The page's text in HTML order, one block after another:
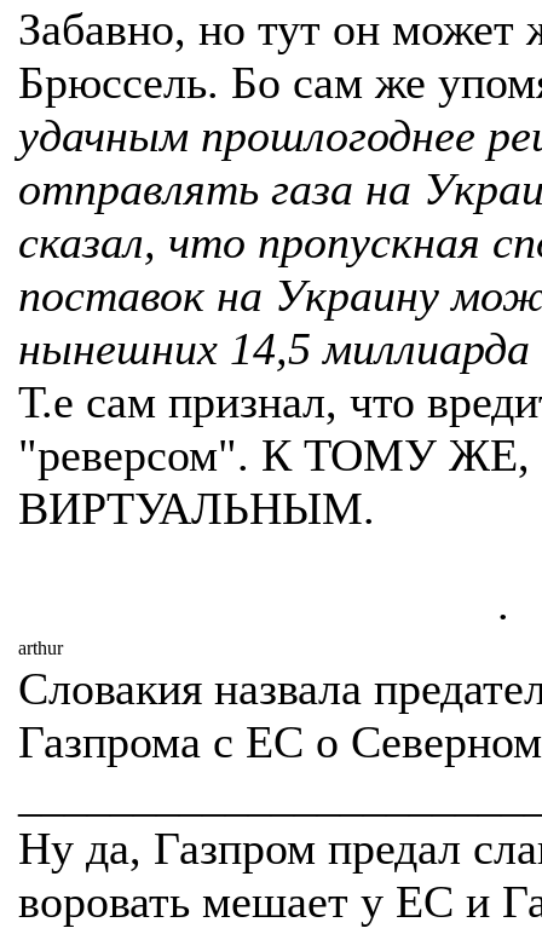
Забавно, но тут он
Брюссель. Бо сам же
удачным прошлогоднее
отправлять газа на
сказал, что пропускная
поставок на Украину
нынешних 14,5 миллиарда
Т.е сам признал, что
"реверсом". К ТОМУ ЖЕ,
ВИРТУАЛЬНЫМ.
.
arthur
Словакия назвала
Газпрома с ЕС о
Ну да, Газпром предал
воровать мешает у ЕС и